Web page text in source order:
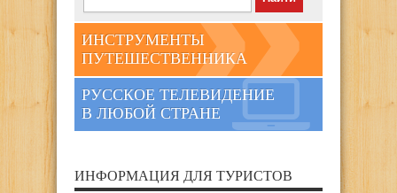
ИНСТРУМЕНТЫ
ПУТЕШЕСТВЕННИКА
РУССКОЕ ТЕЛЕВИДЕНИЕ
В ЛЮБОЙ СТРАНЕ
ИНФОРМАЦИЯ ДЛЯ ТУРИСТОВ